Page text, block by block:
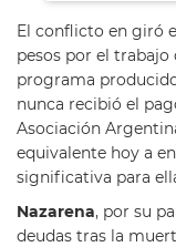
El conflicto en giró
pesos por el trabajo
programa
nunca recibió el
Asociación
equivalente hoy a
significativa para
Nazarena, por su
deudas tras la